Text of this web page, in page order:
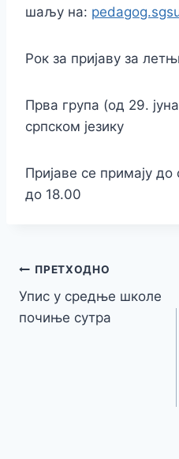
шаљу на:
Рок за пријаву за
Прва група (од 29.
српском језику
Пријаве се примају
до 18.00
Кретање
чланка
ПРЕТХОДНО
Упис у средње школе
почиње сутра